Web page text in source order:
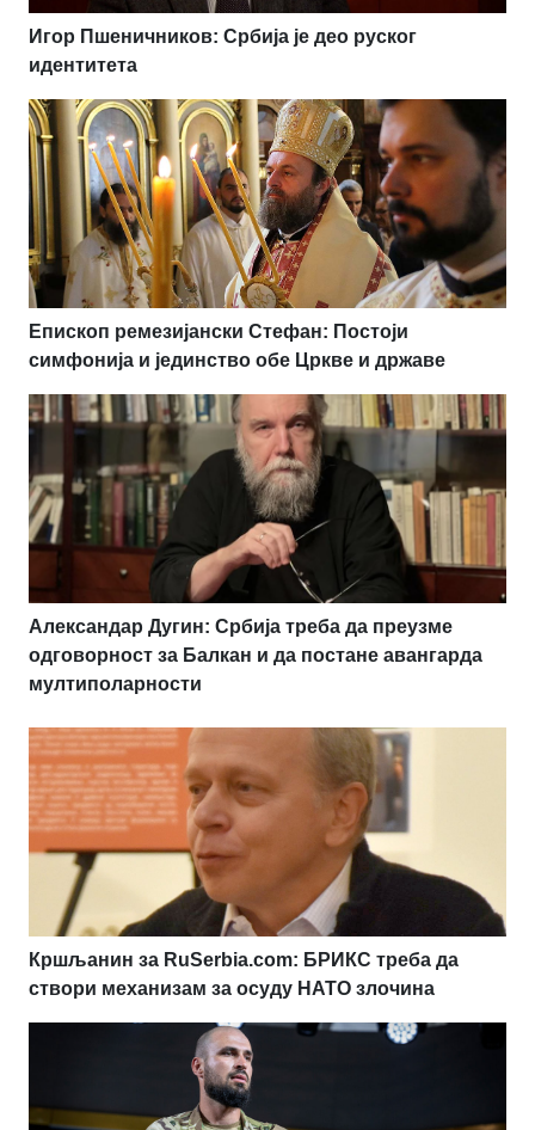
Игор Пшеничников: Србија је део руског
идентитета
Епископ ремезијански Стефан: Постоји
симфонија и јединство обе Цркве и државе
Александар Дугин: Србија треба да преузме
одговорност за Балкан и да постане авангарда
мултиполарности
Кршљанин за RuSerbia.com: БРИКС треба да
створи механизам за осуду НАТО злочина